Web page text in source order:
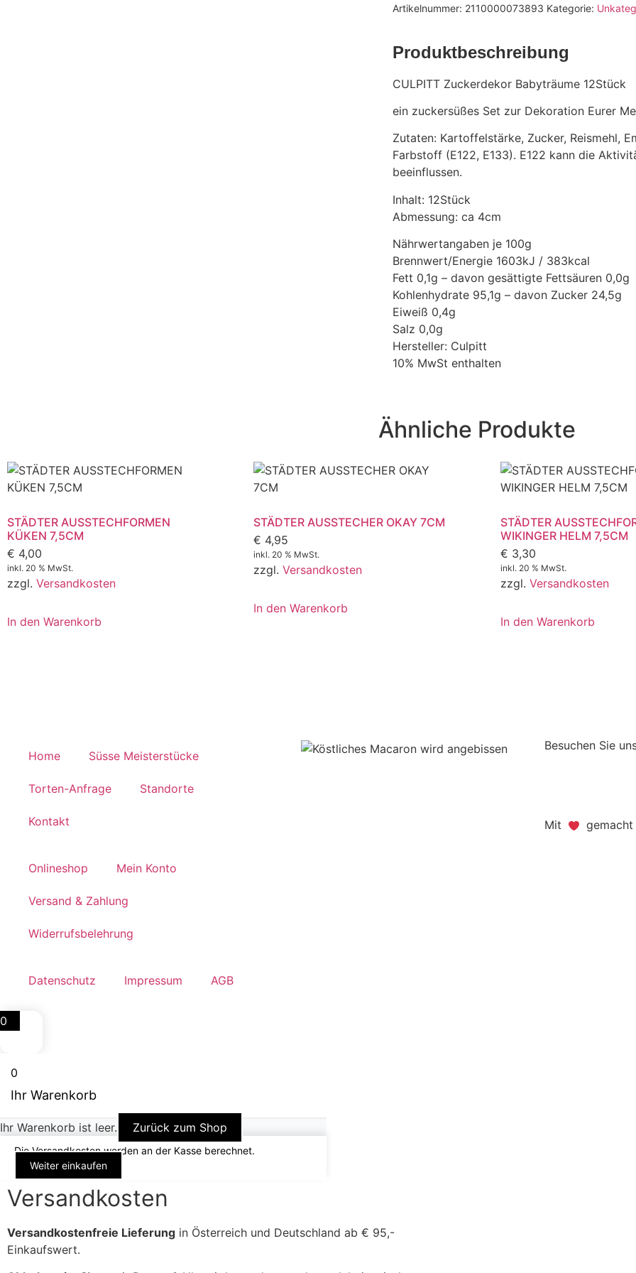
Artikelnummer: 2110000073893 Kategorie:
Produktbeschreibung
CULPITT Zuckerdekor Babyträume 12Stück
ein zuckersüßes Set zur Dekoration Eurer
Zutaten: Kartoffelstärke, Zucker, Reismehl,
Farbstoff (E122, E133). E122 kann die
beeinflussen.
Inhalt: 12Stück
Abmessung: ca 4cm
Nährwertangaben je 100g
Brennwert/Energie 1603kJ / 383kcal
Fett 0,1g – davon gesättigte Fettsäuren 0,0g
Kohlenhydrate 95,1g – davon Zucker 24,5g
Eiweiß 0,4g
Salz 0,0g
Hersteller: Culpitt
10% MwSt enthalten
Ähnliche Produkte
STÄDTER AUSSTECHFORMEN
KÜKEN 7,5CM
€ 4,00
inkl. 20 % MwSt.
zzgl. Versandkosten
In den Warenkorb
STÄDTER AUSSTECHER OKAY 7CM
€ 4,95
inkl. 20 % MwSt.
zzgl.Versandkosten
In den Warenkorb
STÄDTER
WIKINGER HELM 7,5CM
€ 3,30
inkl. 20 % MwSt.
zzgl. Versandkosten
In den Warenkorb
Home Süsse Meisterstücke
Torten-Anfrage Standorte
Kontakt
Onlineshop Mein Konto
Versand & Zahlung
Widerrufsbelehrung
Datenschutz Impressum AGB
Besuchen Sie
Mit
0
0
Ihr Warenkorb
Ihr Warenkorb ist leer. Zurück zum Shop
Die Versandkosten werden an der Kasse berechnet.
Weiter einkaufen
Versandkosten
Versandkostenfreie Lieferung in Österreich und Deutschland ab € 95,-
Einkaufswert.